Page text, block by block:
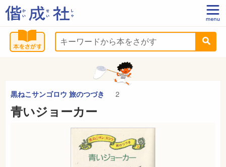
黒ねこサンゴロウ 旅のつづき 2
青いジョーカー